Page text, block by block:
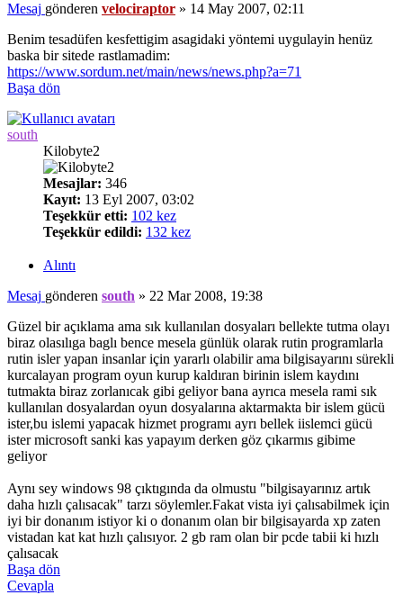
Mesaj gönderen velociraptor » 14 May 2007, 02:11
Benim tesadüfen kesfettigim asagidaki yöntemi uygulayin henüz
baska bir sitede rastlamadim:
https://www.sordum.net/main/news/news.php?a=71
Başa dön
south
Kilobyte2
Mesajlar: 346
Kayıt: 13 Eyl 2007, 03:02
Teşekkür etti: 102 kez
Teşekkür edildi: 132 kez
Alıntı
Mesaj gönderen south » 22 Mar 2008, 19:38
Güzel bir açıklama ama sık kullanılan dosyaları bellekte tutma olayı
biraz olasılıga baglı bence mesela günlük olarak rutin programlarla
rutin isler yapan insanlar için yararlı olabilir ama bilgisayarını sürekli
kurcalayan program oyun kurup kaldıran birinin islem kaydını
tutmakta biraz zorlanıcak gibi geliyor bana ayrıca mesela rami sık
kullanılan dosyalardan oyun dosyalarına aktarmakta bir islem gücü
ister,bu islemi yapacak hizmet programı ayrı bellek iislemci gücü
ister microsoft sanki kas yapayım derken göz çıkarmıs gibime
geliyor
Aynı sey windows 98 çıktıgında da olmustu "bilgisayarınız artık
daha hızlı çalısacak" tarzı söylemler.Fakat vista iyi çalısabilmek için
iyi bir donanım istiyor ki o donanım olan bir bilgisayarda xp zaten
vistadan kat kat hızlı çalısıyor. 2 gb ram olan bir pcde tabii ki hızlı
çalısacak
Başa dön
Cevapla